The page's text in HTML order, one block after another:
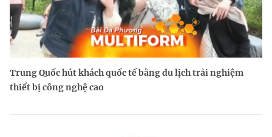
Trung Quốc hút khách quốc tế bằng du lịch trải nghiệm
thiết bị công nghệ cao